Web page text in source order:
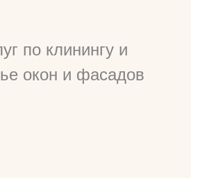
по клинингу и
окон и фасадов